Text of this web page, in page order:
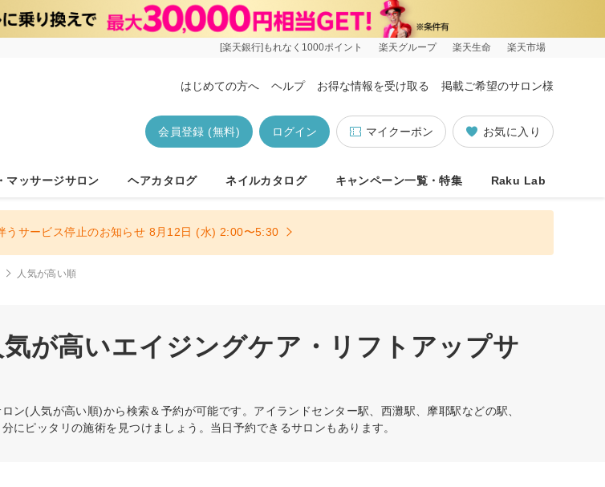
[楽天銀行]もれなく1000ポイント 楽天グループ 楽天生命 楽天市場
はじめての方へ ヘルプ お得な情報を受け取る 掲載ご希望のサロン様
お気に入り
マイクーポン
ログイン
会員登録 (無料)
マッサージサロン ヘアカタログ ネイルカタログ キャンペーン一覧・特集 Raku Lab
うサービス停止のお知らせ 8月12日 (水) 2:00〜5:30
人気が高い順
が高いエイジングケア・リフトアップサ
ン(人気が高い順)から検索＆予約が可能です。アイランドセンター駅、西灘駅、摩耶駅などの駅、
にピッタリの施術を見つけましょう。当日予約できるサロンもあります。